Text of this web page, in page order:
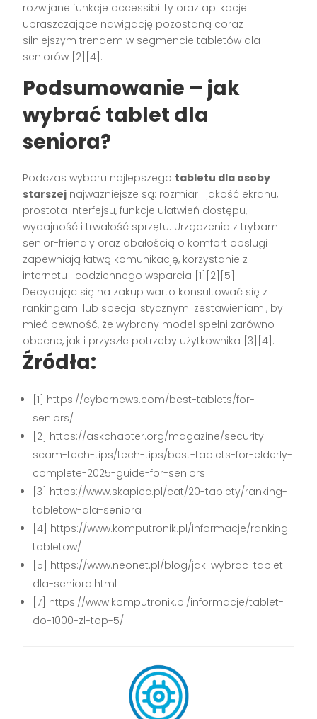
rozwijane funkcje accessibility oraz aplikacje
upraszczające nawigację pozostaną coraz
silniejszym trendem w segmencie tabletów dla
seniorów [2][4] .
Podsumowanie – jak
wybrać tablet dla
seniora?
Podczas wyboru najlepszego tabletu dla osoby
starszej najważniejsze są: rozmiar i jakość ekranu,
prostota interfejsu, funkcje ułatwień dostępu,
wydajność i trwałość sprzętu. Urządzenia z trybami
senior-friendly oraz dbałością o komfort obsługi
zapewniają łatwą komunikację, korzystanie z
internetu i codziennego wsparcia [1][2][5] .
Decydując się na zakup warto konsultować się z
rankingami lub specjalistycznymi zestawieniami, by
mieć pewność, że wybrany model spełni zarówno
obecne, jak i przyszłe potrzeby użytkownika [3][4] .
Źródła:
[1] https://cybernews.com/best-tablets/for-
seniors/
[2] https://askchapter.org/magazine/security-
scam-tech-tips/tech-tips/best-tablets-for-elderly-
complete-2025-guide-for-seniors
[3] https://www.skapiec.pl/cat/20-tablety/ranking-
tabletow-dla-seniora
[4] https://www.komputronik.pl/informacje/ranking-
tabletow/
[5] https://www.neonet.pl/blog/jak-wybrac-tablet-
dla-seniora.html
[7] https://www.komputronik.pl/informacje/tablet-
do-1000-zl-top-5/